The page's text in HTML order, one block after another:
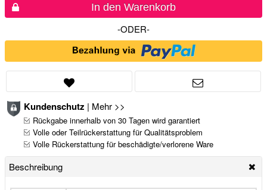
In den Warenkorb
-ODER-
Kundenschutz | Mehr >>
Rückgabe innerhalb von 30 Tagen wird garantiert
Volle oder Teilrückerstattung für Qualitätsproblem
Volle Rückerstattung für beschädigte/verlorene Ware
Beschreibung